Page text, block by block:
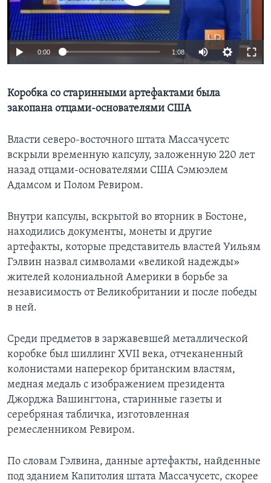
Learning English
СОЦИАЛЬНЫЕ СЕТИ
Языки
0:00 1:08
Коробка со старинными артефактами была
закопана отцами-основателями США
Власти северо-восточного штата Массачусетс
вскрыли временную капсулу, заложенную 220 лет
назад отцами-основателями США Сэмюэлем
Адамсом и Полом Ревиром.
Внутри капсулы, вскрытой во вторник в Бостоне,
находились документы, монеты и другие
артефакты, которые представитель властей Уильям
Гэлвин назвал символами «великой надежды»
жителей колониальной Америки в борьбе за
независимость от Великобритании и после победы
в ней.
Среди предметов в заржавевшей металлической
коробке был шиллинг XVII века, отчеканенный
колонистами наперекор британским властям,
медная медаль с изображением президента
Джорджа Вашингтона, старинные газеты и
серебряная табличка, изготовленная
ремесленником Ревиром.
По словам Гэлвина, данные артефакты, найденные
под зданием Капитолия штата Массачусетс, скорее